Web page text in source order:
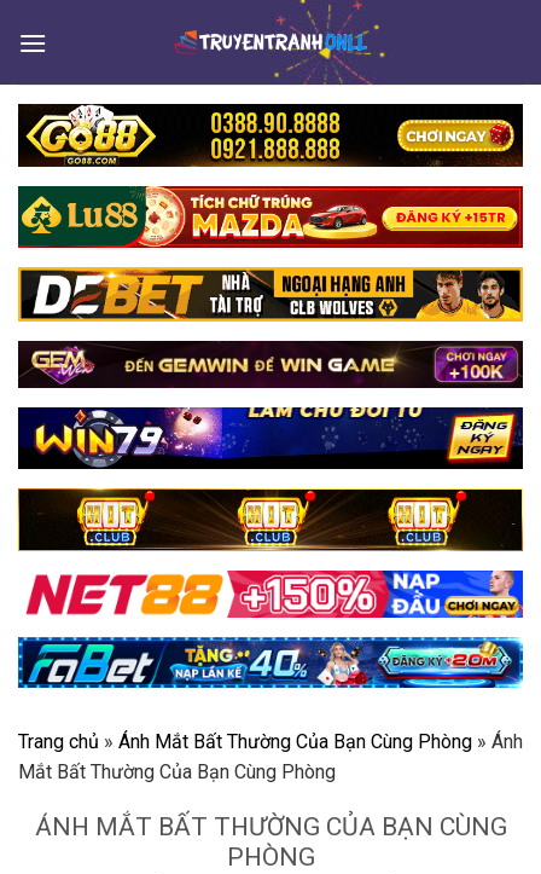
Trang chủ » Ánh Mắt Bất Thường Của Bạn Cùng Phòng » Ánh
Mắt Bất Thường Của Bạn Cùng Phòng
ÁNH MẮT BẤT THƯỜNG CỦA BẠN CÙNG
PHÒNG